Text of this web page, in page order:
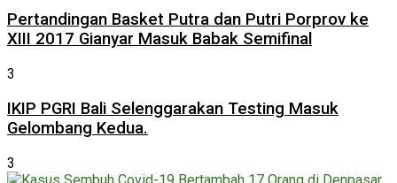
Pertandingan Basket Putra dan Putri Porprov ke
XIII 2017 Gianyar Masuk Babak Semifinal
3
IKIP PGRI Bali Selenggarakan Testing Masuk
Gelombang Kedua.
3